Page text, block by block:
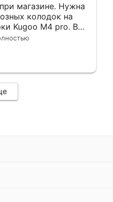
магазине. Нужна
колодок на
Kugoo M4 pro. Всё
и в максимально
обратился в этот